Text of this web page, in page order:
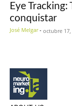
Eye
conquistar
José Melgar - octubre 17,